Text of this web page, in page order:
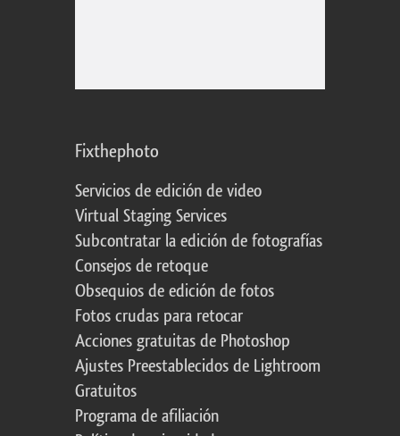
Fixthephoto
Servicios de edición de video
Virtual Staging Services
Subcontratar la edición de fotografías
Consejos de retoque
Obsequios de edición de fotos
Fotos crudas para retocar
Acciones gratuitas de Photoshop
Ajustes Preestablecidos de Lightroom
Gratuitos
Programa de afiliación